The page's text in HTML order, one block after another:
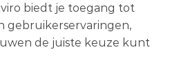
biedt je toegang tot
gebruikerservaringen,
de juiste keuze kunt